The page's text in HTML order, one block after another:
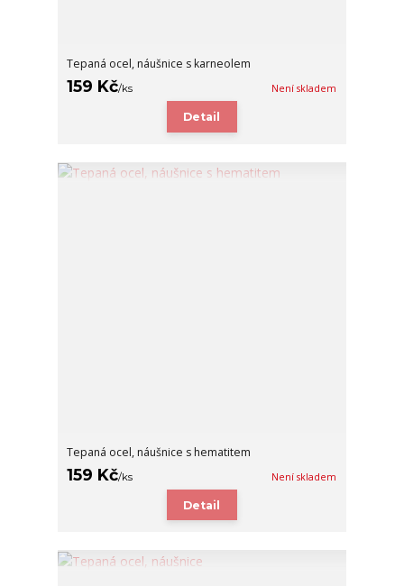
Tepaná ocel, náušnice s karneolem
159 Kč/ks Není skladem
Detail
Tepaná ocel, náušnice s hematitem
159 Kč/ks Není skladem
Detail